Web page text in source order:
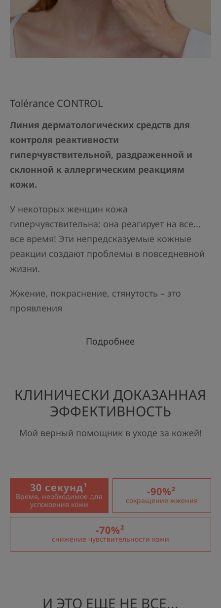
Tolérance CONTROL
Линия дерматологических средств для
контроля реактивности
гиперчувствительной, раздраженной и
склонной к аллергическим реакциям
кожи.
У некоторых женщин кожа
гиперчувствительна: она реагирует на все...
все время! Эти непредсказуемые кожные
реакции создают проблемы в повседневной
жизни.
Жжение, покраснение, стянутость – это
проявления
Подробнее
КЛИНИЧЕСКИ ДОКАЗАННАЯ
ЭФФЕКТИВНОСТЬ
Мой верный помощник в уходе за кожей!
30 секунд¹
Время, необходимое для
успокоения кожи
-90%²
сокращение жжения
-70%²
снижение чувствительности кожи
И ЭТО ЕЩЕ НЕ ВСЕ...